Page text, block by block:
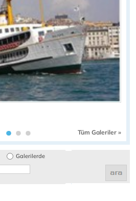
Tüm Galeriler »
Galerilerde